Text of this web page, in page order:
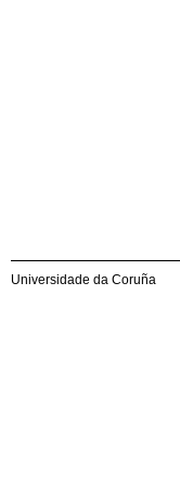
Universidade da Coruña